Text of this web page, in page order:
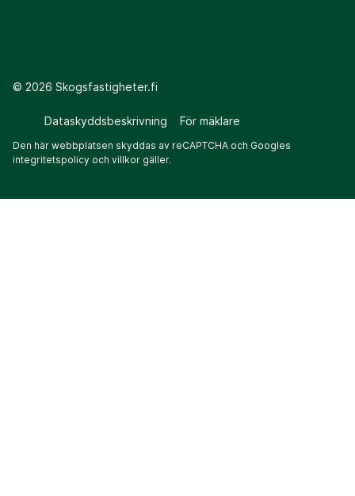
© 2026 Skogsfastigheter.fi
Dataskyddsbeskrivning För mäklare
Den här webbplatsen skyddas av reCAPTCHA och Googles
integritetspolicy och villkor gäller.